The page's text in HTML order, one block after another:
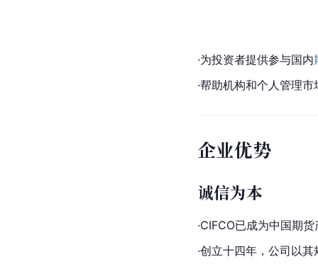
·为投资者提供参与国内
·帮助机构和个人管理市
企业优势
诚信为本
·CIFCO已成为中国期
·创立十四年，公司以